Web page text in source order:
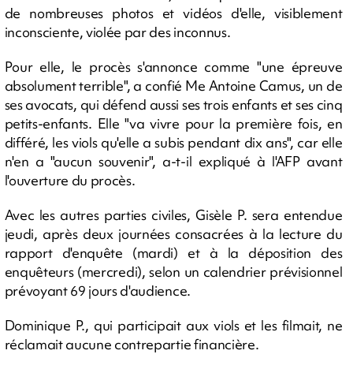
de nombreuses photos et vidéos d'elle, visiblement
inconsciente, violée par des inconnus.
Pour elle, le procès s'annonce comme "une épreuve
absolument terrible", a confié Me Antoine Camus, un de
ses avocats, qui défend aussi ses trois enfants et ses cinq
petits-enfants. Elle "va vivre pour la première fois, en
différé, les viols qu'elle a subis pendant dix ans", car elle
n'en a "aucun souvenir", a-t-il expliqué à l'AFP avant
l'ouverture du procès.
Avec les autres parties civiles, Gisèle P. sera entendue
jeudi, après deux journées consacrées à la lecture du
rapport d'enquête (mardi) et à la déposition des
enquêteurs (mercredi), selon un calendrier prévisionnel
prévoyant 69 jours d'audience.
Dominique P., qui participait aux viols et les filmait, ne
réclamait aucune contrepartie financière.